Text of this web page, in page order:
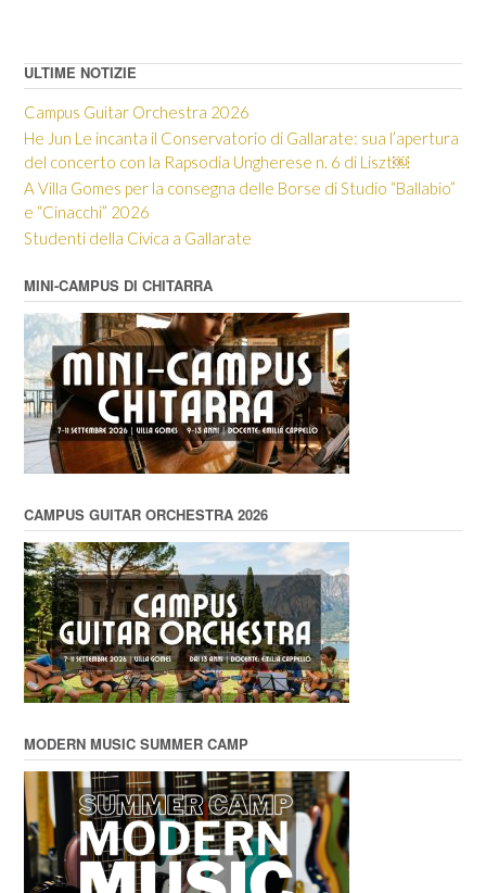
ULTIME NOTIZIE
Campus Guitar Orchestra 2026
He Jun Le incanta il Conservatorio di Gallarate: sua l’apertura
del concerto con la Rapsodia Ungherese n. 6 di Liszt￼
A Villa Gomes per la consegna delle Borse di Studio “Ballabio”
e “Cinacchi” 2026
Studenti della Civica a Gallarate
MINI-CAMPUS DI CHITARRA
CAMPUS GUITAR ORCHESTRA 2026
MODERN MUSIC SUMMER CAMP